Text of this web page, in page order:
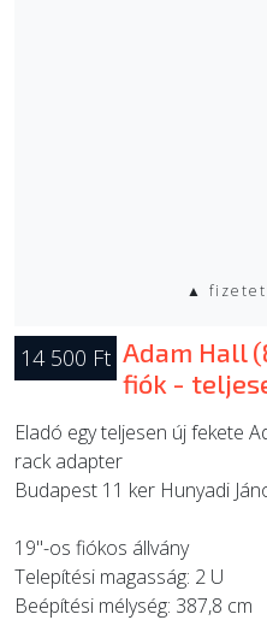
▲
14 500 Ft Adam Hall
fiók -
Eladó egy teljesen új fekete
rack adapter
Budapest 11 ker Hunyadi
19"-os fiókos állvány
Telepítési magasság: 2 U
Beépítési mélység: 387,8 cm